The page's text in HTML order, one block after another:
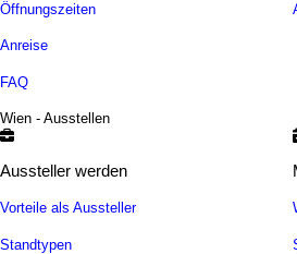
Öffnungszeiten
Anreise
FAQ
Wien - Ausstellen
Aussteller werden
Vorteile als Aussteller
Standtypen